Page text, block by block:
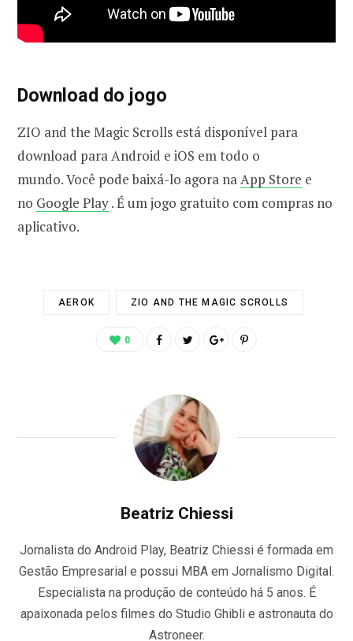
Download do jogo
ZIO and the Magic Scrolls está disponível para
download para Android e iOS em todo o
mundo. Você pode baixá-lo agora naApp Store e
no Google Play. É um jogo gratuito com compras no
aplicativo.
AEROK ZIO AND THE MAGIC SCROLLS
0
Beatriz Chiessi
Jornalista do Android Play, Beatriz Chiessi é formada em
Gestão Empresarial e possui MBA em Jornalismo Digital.
Especialista na produção de conteúdo há 5 anos. É
apaixonada pelos filmes do Studio Ghibli e astronauta do
Astroneer.